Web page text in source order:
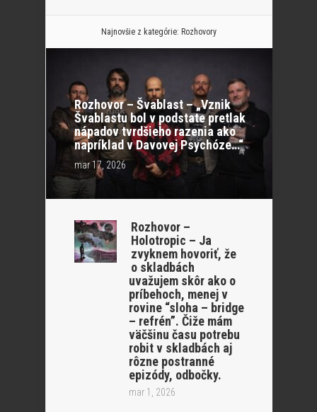
Najnovšie z kategórie: Rozhovory
Rozhovor – Švablast – „Vznik
Švablastu bol v podstate pretlak
nápadov tvrdšieho razenia ako
napríklad v Davovej Psychóze…“
mar 17, 2026
Rozhovor –
Holotropic – Ja
zvyknem hovoriť, že
o skladbách
uvažujem skôr ako o
príbehoch, menej v
rovine “sloha – bridge
– refrén”. Čiže mám
väčšinu času potrebu
robit v skladbách aj
rôzne postranné
epizódy, odbočky.
mar 1, 2026